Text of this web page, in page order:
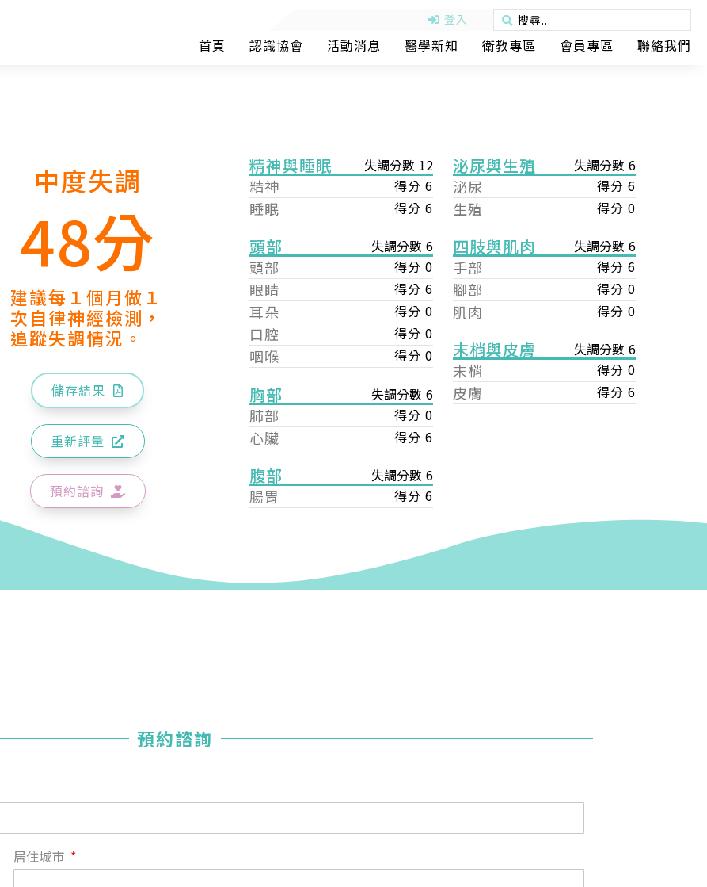
登入
首頁 認識協會 活動消息 醫學新知 衛教專區 會員專區 聯絡我們
中度失調
48分
建議每１個月做１
次自律神經檢測，
追蹤失調情況。
儲存結果
重新評量
預約諮詢
精神與睡眠 失調分數 12
精神 得分 6
睡眠 得分 6
頭部 失調分數 6
頭部 得分 0
眼睛 得分 6
耳朵 得分 0
口腔 得分 0
咽喉 得分 0
胸部 失調分數 6
肺部 得分 0
心臟 得分 6
腹部 失調分數 6
腸胃 得分 6
泌尿與生殖 失調分數 6
泌尿 得分 6
生殖 得分 0
四肢與肌肉 失調分數 6
手部 得分 6
腳部 得分 0
肌肉 得分 0
末梢與皮膚 失調分數 6
末梢 得分 0
皮膚 得分 6
預約諮詢
居住城市
您好，您的會員申請，已成功送出，經本協會理事會審核
【會費】
入會費新臺幣1200元，於會員入會時繳納；常年會費1200
元，於每年度繳納。